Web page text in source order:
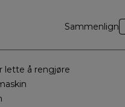
Sammenlign
lette å rengjøre